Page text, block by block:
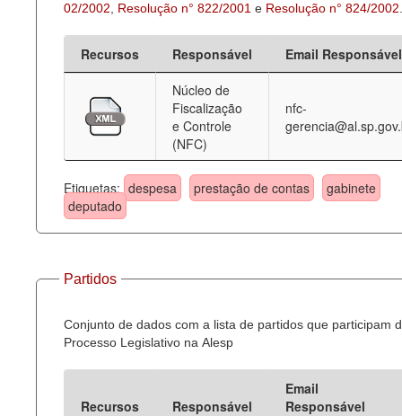
02/2002
Resolução n° 822/2001 e Resolução n° 824/2002
Recursos Responsável
Email Responsável
Núcleo de
Fiscalização
e Controle
(NFC)
nfc-
Etiquetas: despesa prestação de contas
gabinete
deputado
Partidos
Conjunto de dados com a lista de partidos que participam
Processo Legislativo na Alesp
Recursos Responsável
Email
Responsável